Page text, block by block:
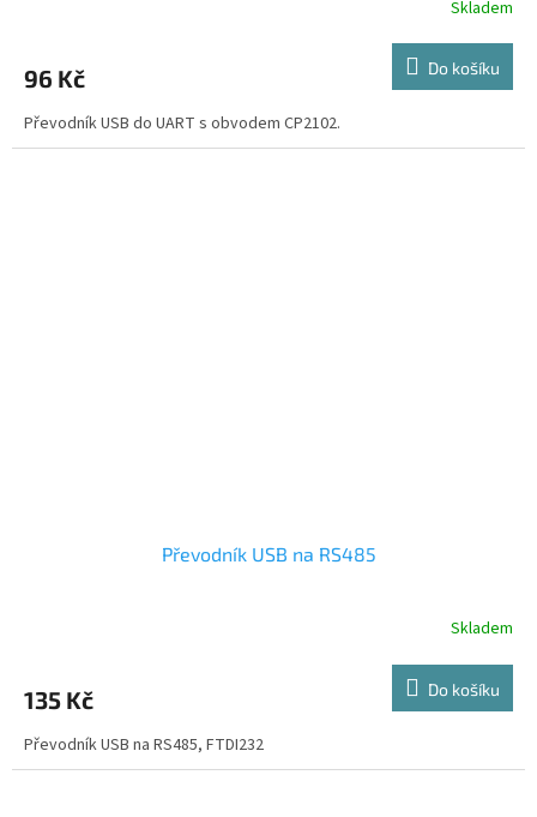
Skladem
96 Kč Do košíku
Převodník USB do UART s obvodem CP2102.
Převodník USB na RS485
Skladem
135 Kč Do košíku
Převodník USB na RS485, FTDI232